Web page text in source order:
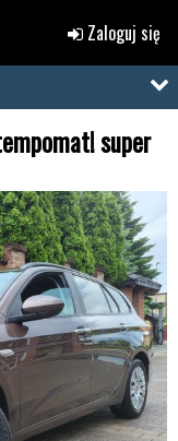
Zaloguj się
super